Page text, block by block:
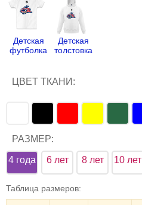
Детская
футболка
Детская
толстовка
ЦВЕТ ТКАНИ:
РАЗМЕР:
4 года 6 лет 8 лет 10 лет
Таблица размеров: